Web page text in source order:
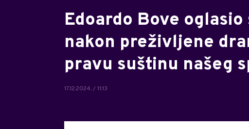
Edoardo Bove
nakon preživljene
pravu suštinu našeg
17.12.2024. / 11:13